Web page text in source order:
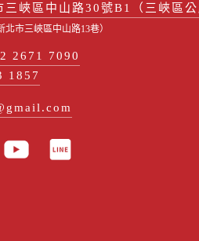
峽區中山路30號B1（三峽區公
北市三峽區中山路13巷）
2671 7090
1857